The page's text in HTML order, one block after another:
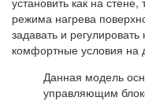
режима нагрева
задавать и
комфортные условия на
Данная модель
управляющим